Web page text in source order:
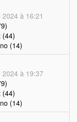
à 16:21
(44)
(14)
à 19:37
(44)
(14)